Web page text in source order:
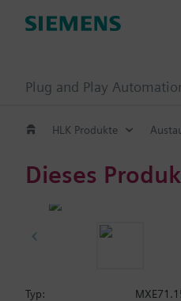
Plug and Play
HLK Produkte
Dieses
Typ: